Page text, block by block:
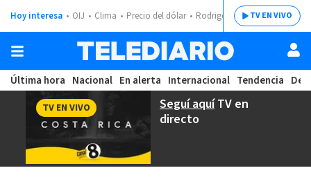
Hoy interesa OIJ Clima Precio del dólar Rodrigo ChavesTV EN VIVO
Última hora Nacional En alerta Internacional Tendencia
Seguí aquíTV en
directo
TV EN VIVO